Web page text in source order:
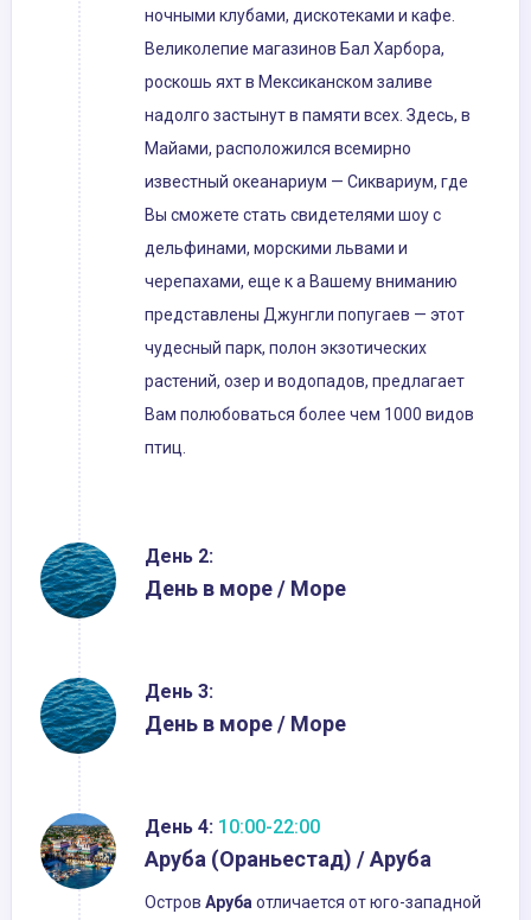
ночными клубами, дискотеками и кафе.
Великолепие магазинов Бал Харбора,
роскошь яхт в Мексиканском заливе
надолго застынут в памяти всех. Здесь, в
Майами, расположился всемирно
известный океанариум — Сиквариум, где
Вы сможете стать свидетелями шоу с
дельфинами, морскими львами и
черепахами, еще к а Вашему вниманию
представлены Джунгли попугаев — этот
чудесный парк, полон экзотических
растений, озер и водопадов, предлагает
Вам полюбоваться более чем 1000 видов
птиц.
День 2:
День в море / Море
День 3:
День в море / Море
День 4: 10:00-22:00
Аруба (Ораньестад) / Аруба
Остров Арубаотличается от юго-западной